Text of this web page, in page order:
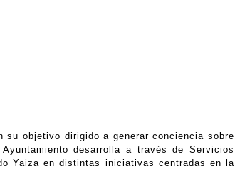
objetivo dirigido a generar conciencia sobre
desarrolla a través de Servicios
Yaiza en distintas iniciativas centradas en la